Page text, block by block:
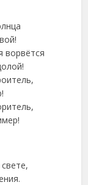
ворвётся